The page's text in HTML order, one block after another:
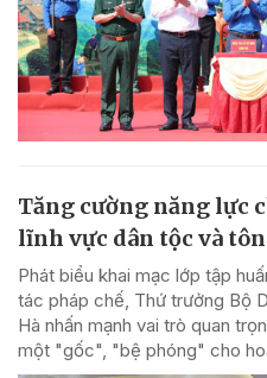
Tăng cường năng lực
lĩnh vực dân tộc và
Phát biểu khai mạc lớp tập
tác pháp chế, Thứ trưởng Bộ
Hà nhấn mạnh vai trò quan
một "gốc", "bệ phóng" cho